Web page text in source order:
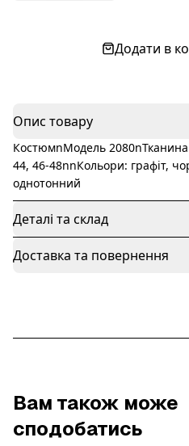
Додати в
Опис товару
КостюмnМодель 2080nТканина
44, 46-48nnКольори: графіт,
однотонний
Деталі та склад
Доставка та повернення
Вам також може
сподобатись